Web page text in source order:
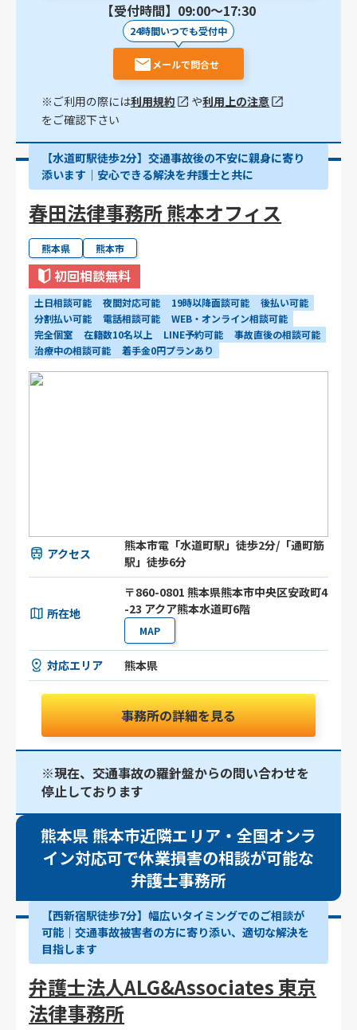
【受付時間】09:00〜17:30
24時間いつでも受付中
メールで問合せ
※ご利用の際には利用規約 や利用上の注意
をご確認下さい
【水道町駅徒歩2分】交通事故後の不安に親身に寄り
添います｜安心できる解決を弁護士と共に
春田法律事務所 熊本オフィス
熊本県 熊本市
初回相談無料
土日相談可能 夜間対応可能 19時以降面談可能
後払い可能
分割払い可能
電話相談可能
WEB・オンライン相談可能
完全個室
在籍数10名以上 LINE予約可能
事故直後の相談可能
治療中の相談可能
着手金0円プランあり
アクセス
熊本市電「水道町駅」徒歩2分/「通町筋
駅」徒歩6分
所在地
〒860-0801 熊本県熊本市中央区安政町4
-23 アクア熊本水道町6階
MAP
対応エリア 熊本県
事務所の詳細を見る
※現在、交通事故の羅針盤からの問い合わせを
停止しております
熊本県 熊本市近隣エリア・全国オンラ
イン対応可で休業損害の相談が可能な
弁護士事務所
【西新宿駅徒歩7分】幅広いタイミングでのご相談が
可能｜交通事故被害者の方に寄り添い、適切な解決を
目指します
弁護士法人ALG&Associates 東京
法律事務所